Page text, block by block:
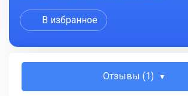
В избранное
Отзывы (1)